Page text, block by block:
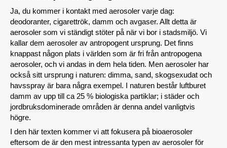
Ja, du kommer i kontakt med aerosoler varje dag:
deodoranter, cigarettrök, damm och avgaser. Allt detta är
aerosoler som vi ständigt stöter på när vi bor i stadsmiljö. Vi
kallar dem aerosoler av antropogent ursprung. Det finns
knappast någon plats i världen som är fri från antropogena
aerosoler, och vi andas in dem hela tiden. Men aerosoler har
också sitt ursprung i naturen: dimma, sand, skogsexudat och
havsspray är bara några exempel. I naturen består luftburet
damm av upp till ca 25 % biologiska partiklar; i städer och
jordbruksdominerade områden är denna andel vanligtvis
högre.
I den här texten kommer vi att fokusera på bioaerosoler
eftersom de är den mest intressanta typen av aerosoler för